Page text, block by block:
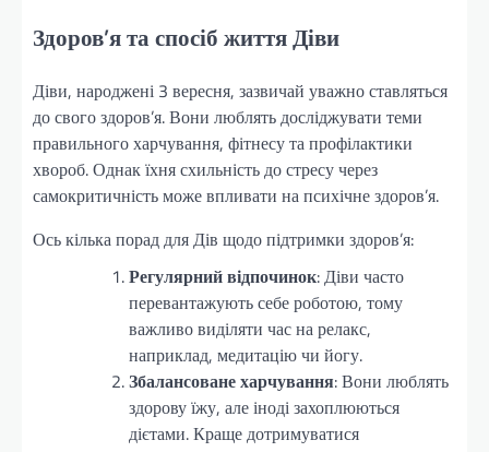
Здоров’я та спосіб життя Діви
Діви, народжені 3 вересня, зазвичай уважно ставляться
до свого здоров’я. Вони люблять досліджувати теми
правильного харчування, фітнесу та профілактики
хвороб. Однак їхня схильність до стресу через
самокритичність може впливати на психічне здоров’я.
Ось кілька порад для Дів щодо підтримки здоров’я:
Регулярний відпочинок: Діви часто
перевантажують себе роботою, тому
важливо виділяти час на релакс,
наприклад, медитацію чи йогу.
Збалансоване харчування: Вони люблять
здорову їжу, але іноді захоплюються
дієтами. Краще дотримуватися